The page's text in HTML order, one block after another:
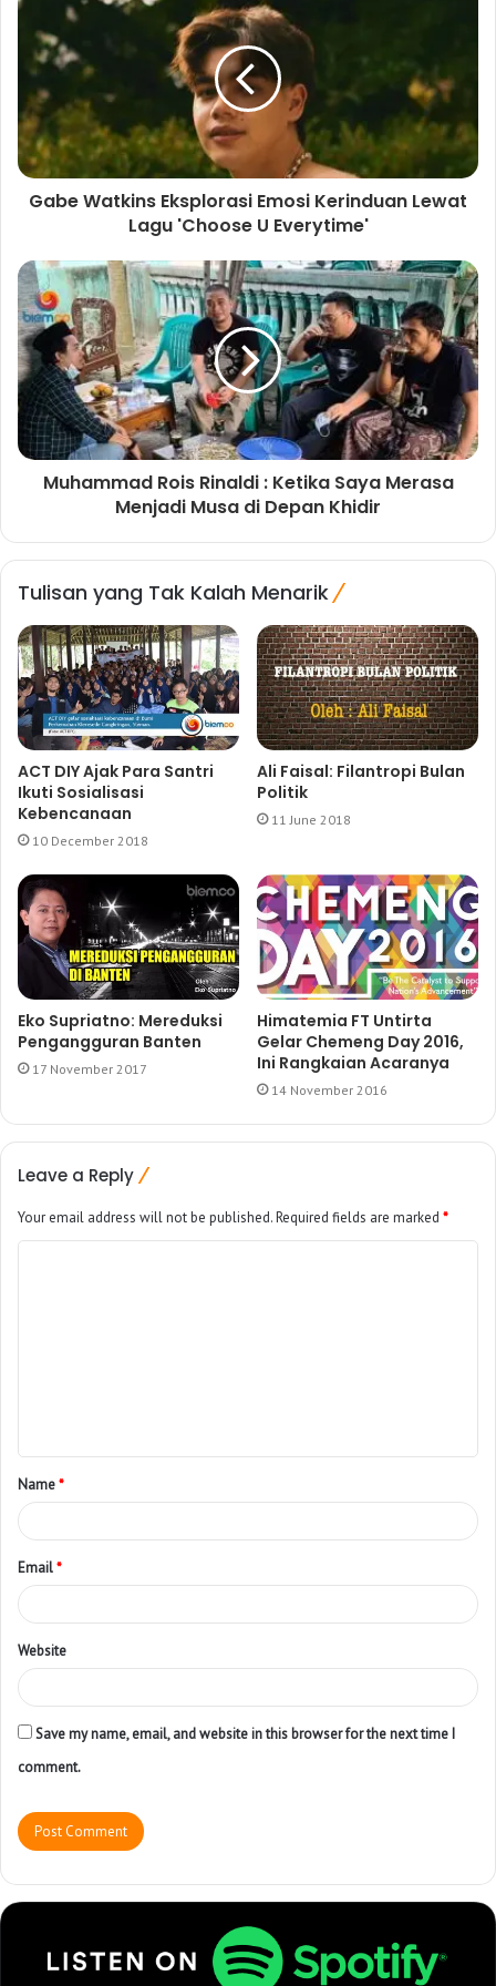
i
t
e
Gabe Watkins Eksplorasi Emosi Kerinduan Lewat
Lagu 'Choose U Everytime'
Muhammad Rois Rinaldi : Ketika Saya Merasa
Menjadi Musa di Depan Khidir
Tulisan yang Tak Kalah Menarik
ACT DIY Ajak Para Santri
Ikuti Sosialisasi
Kebencanaan
10 December 2018
Ali Faisal: Filantropi Bulan
Politik
11 June 2018
Eko Supriatno: Mereduksi
Pengangguran Banten
17 November 2017
Himatemia FT Untirta
Gelar Chemeng Day 2016,
Ini Rangkaian Acaranya
14 November 2016
Leave a Reply
Your email address will not be published.Required fields are marked *
Name*
Email*
Website
Save my name, email, and website in this browser for the next time I
comment.